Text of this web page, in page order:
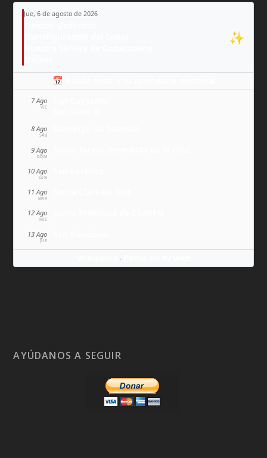
Jue, 6 de agosto de 2026
✨
📅 Añade todo a tu calendario personal
7 Ago
VIE
8 Ago
SÁB
9 Ago
DOM
10 Ago
LUN
11 Ago
MAR
12 Ago
MIÉ
13 Ago
JUE
·
AYÚDANOS A SEGUIR